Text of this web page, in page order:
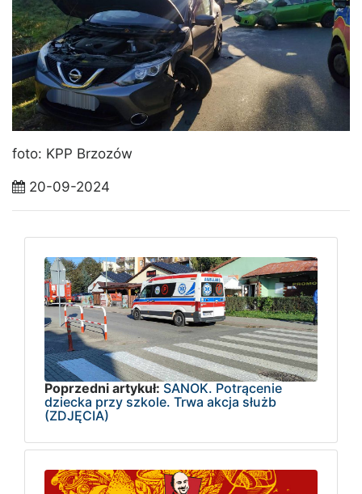
foto: KPP Brzozów
20-09-2024
Poprzedni artykuł: SANOK. Potrącenie
dziecka przy szkole. Trwa akcja służb
(ZDJĘCIA)